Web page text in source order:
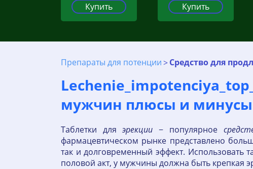
Купить Купить
Препараты для потенции Средство для
мужчин плюсы и минусы
Таблетки дляэрекции − популярное
фармацевтическом рынке представлено
так и долговременный эффект. Использовать
половой акт, у мужчины должна быть крепкая